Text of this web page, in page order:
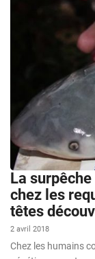
La
chez les
têtes
2 avril 2018
Chez les humains